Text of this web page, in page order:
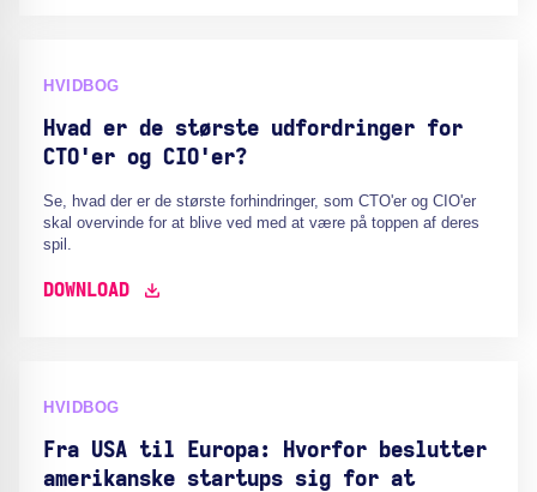
HVIDBOG
Hvad er de største udfordringer for
CTO'er og CIO'er?
Se, hvad der er de største forhindringer, som CTO'er og CIO'er
skal overvinde for at blive ved med at være på toppen af deres
spil.
DOWNLOAD
HVIDBOG
Fra USA til Europa: Hvorfor beslutter
amerikanske startups sig for at